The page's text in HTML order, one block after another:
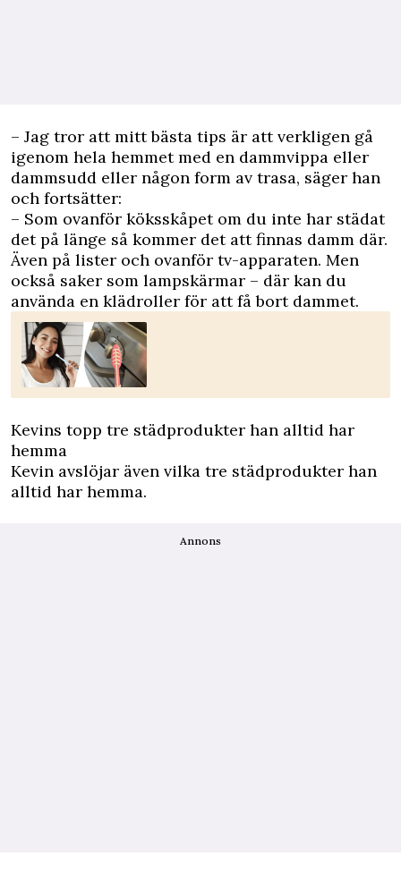
– Jag tror att mitt bästa tips är att verkligen gå
igenom hela hemmet med en dammvippa eller
dammsudd eller någon form av trasa, säger han
och fortsätter:
– Som ovanför köksskåpet om du inte har städat
det på länge så kommer det att finnas damm där.
Även på lister och ovanför tv-apparaten. Men
också saker som lampskärmar – där kan du
använda en klädroller för att få bort dammet.
Kevins topp tre städprodukter han alltid har
hemma
Kevin avslöjar även vilka tre städprodukter han
alltid har hemma.
Annons